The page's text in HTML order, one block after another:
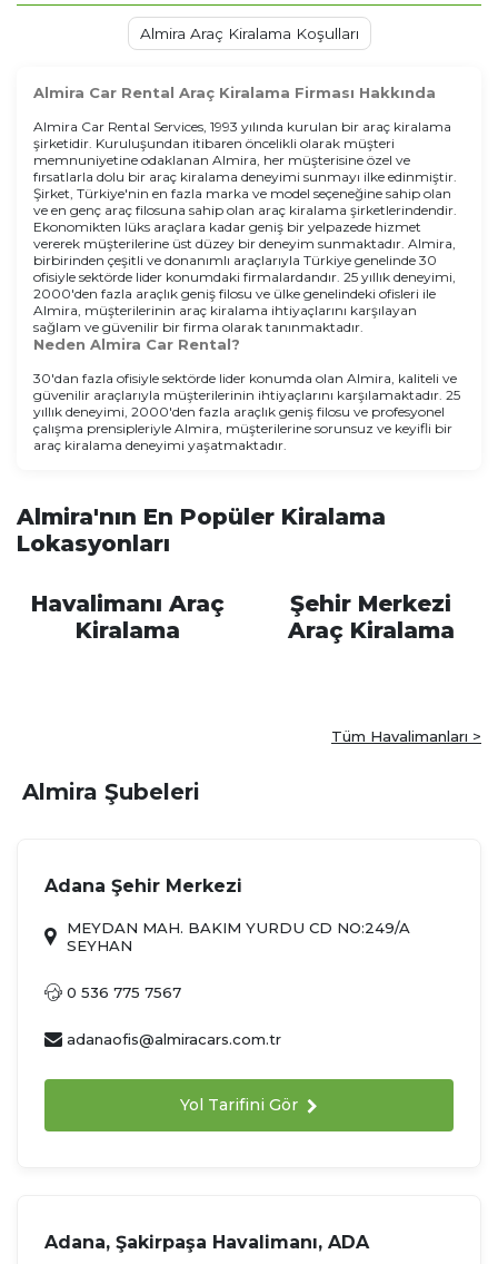
Almira Araç Kiralama Koşulları
Almira Car Rental Araç Kiralama Firması Hakkında
Almira Car Rental Services, 1993 yılında kurulan bir araç kiralama
şirketidir. Kuruluşundan itibaren öncelikli olarak müşteri
memnuniyetine odaklanan Almira, her müşterisine özel ve
fırsatlarla dolu bir araç kiralama deneyimi sunmayı ilke edinmiştir.
Şirket, Türkiye'nin en fazla marka ve model seçeneğine sahip olan
ve en genç araç filosuna sahip olan araç kiralama şirketlerindendir.
Ekonomikten lüks araçlara kadar geniş bir yelpazede hizmet
vererek müşterilerine üst düzey bir deneyim sunmaktadır. Almira,
birbirinden çeşitli ve donanımlı araçlarıyla Türkiye genelinde 30
ofisiyle sektörde lider konumdaki firmalardandır. 25 yıllık deneyimi,
2000'den fazla araçlık geniş filosu ve ülke genelindeki ofisleri ile
Almira, müşterilerinin araç kiralama ihtiyaçlarını karşılayan
sağlam ve güvenilir bir firma olarak tanınmaktadır.
Neden Almira Car Rental?
30'dan fazla ofisiyle sektörde lider konumda olan Almira, kaliteli ve
güvenilir araçlarıyla müşterilerinin ihtiyaçlarını karşılamaktadır. 25
yıllık deneyimi, 2000'den fazla araçlık geniş filosu ve profesyonel
çalışma prensipleriyle Almira, müşterilerine sorunsuz ve keyifli bir
araç kiralama deneyimi yaşatmaktadır.
Almira'nın En Popüler Kiralama
Lokasyonları
Havalimanı Araç
Kiralama
Şehir Merkezi
Araç Kiralama
Tüm Havalimanları >
Almira Şubeleri
Adana Şehir Merkezi
MEYDAN MAH. BAKIM YURDU CD NO:249/A
SEYHAN
0 536 775 7567
adanaofis@almiracars.com.tr
Yol Tarifini Gör
Adana, Şakirpaşa Havalimanı, ADA